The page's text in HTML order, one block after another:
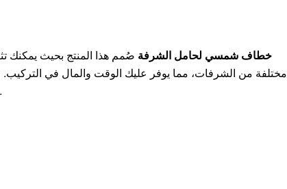
خطاف شمسي لحامل الشرفة صُمم هذا المنتج بحيث يمكنك
مختلفة من الشرفات، مما يوفر عليك الوقت والمال في
عندما ترغب في تبسيط الأمور.